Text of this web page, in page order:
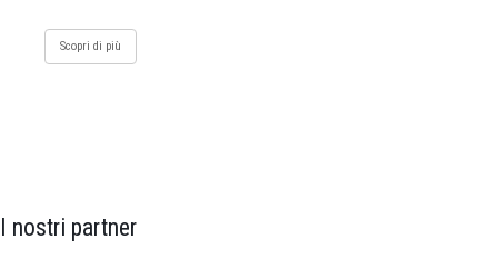
Scopri di più
I nostri partner